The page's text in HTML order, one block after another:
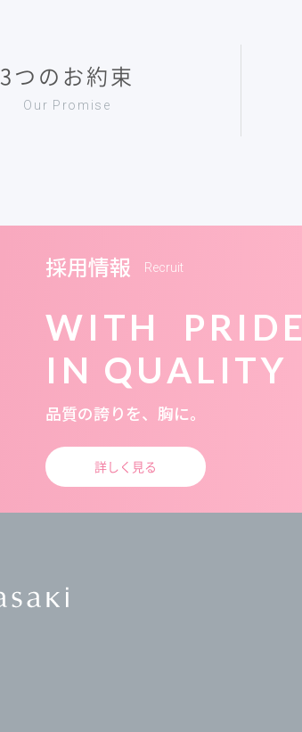
3つのお約束
Our Promise
採用情報 Recruit
WITH PRIDE
IN QUALITY
品質の誇りを、胸に。
詳しく見る